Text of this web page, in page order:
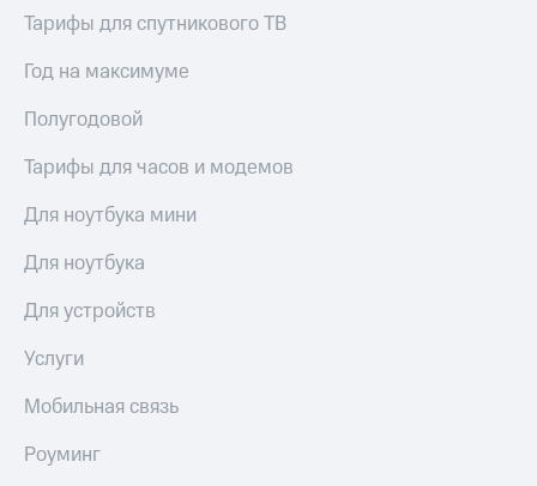
Тарифы для спутникового ТВ
Год на максимуме
Полугодовой
Тарифы для часов и модемов
Для ноутбука мини
Для ноутбука
Для устройств
Услуги
Мобильная связь
Роуминг